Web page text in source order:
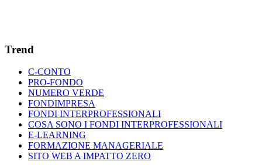
Trend
C-CONTO
PRO-FONDO
NUMERO VERDE
FONDIMPRESA
FONDI INTERPROFESSIONALI
COSA SONO I FONDI INTERPROFESSIONALI
E-LEARNING
FORMAZIONE MANAGERIALE
SITO WEB A IMPATTO ZERO